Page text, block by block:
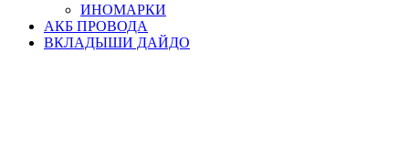
ИНОМАРКИ
АКБ ПРОВОДА
ВКЛАДЫШИ ДАЙДО